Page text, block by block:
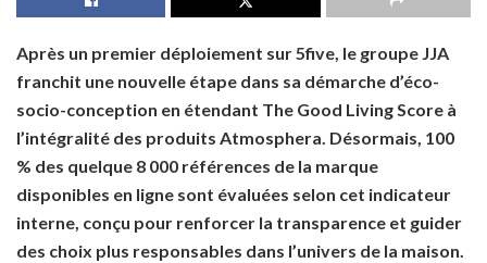
Après un premier déploiement sur 5five, le groupe JJA
franchit une nouvelle étape dans sa démarche d’éco-
socio-conception en étendant The Good Living Score à
l’intégralité des produits Atmosphera. Désormais, 100
% des quelque 8 000 références de la marque
disponibles en ligne sont évaluées selon cet indicateur
interne, conçu pour renforcer la transparence et guider
des choix plus responsables dans l’univers de la maison.